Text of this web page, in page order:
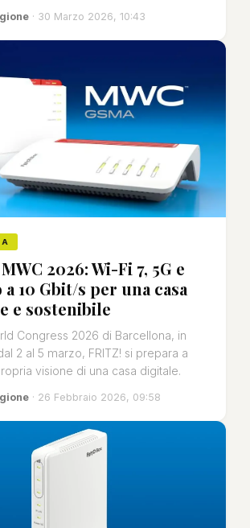
· 30 Marzo 2026, 10:43
2026: Wi-Fi 7, 5G e
10 Gbit/s per una casa
e sostenibile
Congress 2026 di Barcellona, in
2 al 5 marzo, FRITZ! si prepara a
visione di una casa digitale.
· 26 Febbraio 2026, 09:58